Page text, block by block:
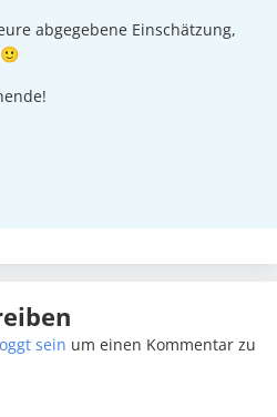
abgegebene Einschätzung,
sein um einen Kommentar zu